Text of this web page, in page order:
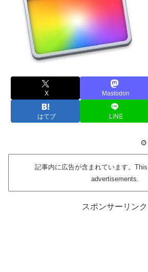
X Mastodon
はてブ LINE
記事内に広告が含まれています。
advertisements.
スポンサーリンク